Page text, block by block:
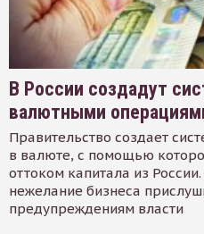
В России создадут
валютными
Правительство создает
в валюте, с помощью
оттоком капитала из
нежелание бизнеса
предупреждениям власти